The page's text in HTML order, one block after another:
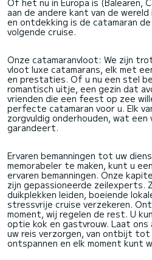
Of het nu in Europa is (Balearen,
aan de andere kant van de
en ontdekking is de catamaran
volgende cruise.
Onze catamaranvloot: We zijn
vloot luxe catamarans, elk met
en prestaties. Of u nu een stel
romantisch uitje, een gezin dat
vrienden die een feest op zee
perfecte catamaran voor u. Elk
zorgvuldig onderhouden, wat een
garandeert.
Ervaren bemanningen tot uw
memorabeler te maken, kunt u
ervaren bemanningen. Onze
zijn gepassioneerde zeilexperts.
duikplekken leiden, boeiende
stressvrije cruise verzekeren.
moment, wij regelen de rest. U
optie kok en gastvrouw. Laat ons
uw reis verzorgen, van ontbijt
ontspannen en elk moment kunt